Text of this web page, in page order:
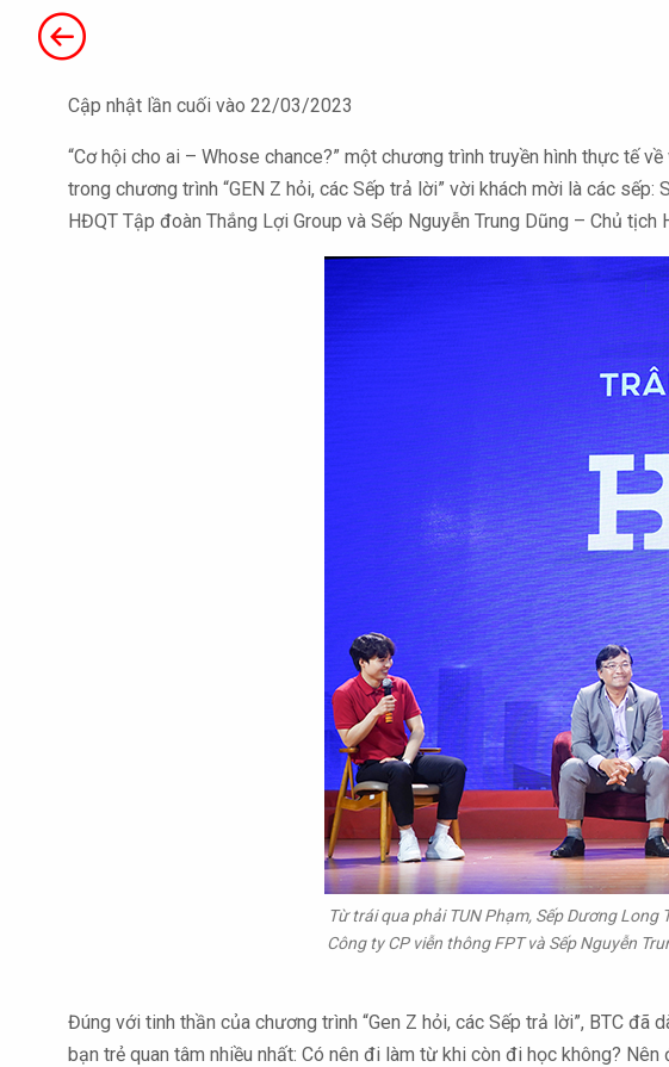
Cập nhật lần cuối vào 22/03/2023
“Cơ hội cho ai – Whose chance?” một chương trình truyền hình thực tế
trong chương trình “GEN Z hỏi, các Sếp trả lời” vời khách mời là các
HĐQT Tập đoàn Thắng Lợi Group và Sếp Nguyễn Trung Dũng – Chủ
Từ trái qua phải TUN Phạm, Sếp Dương
Công ty CP viễn thông FPT và Sếp Nguyễn
Đúng với tinh thần của chương trình “Gen Z hỏi, các Sếp trả lời”, BTC
bạn trẻ quan tâm nhiều nhất: Có nên đi làm từ khi còn đi học không?